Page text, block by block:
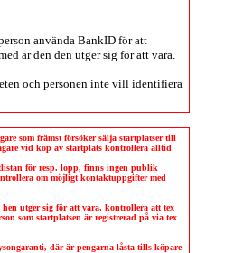
använda BankID för att
är den den utger sig för att vara.
och personen inte vill identifiera
som främst försöker sälja startplatser till
vid köp av startplats kontrollera alltid
för resp. lopp, finns ingen publik
om möjligt kontaktuppgifter med
utger sig för att vara, kontrollera att tex
som startplatsen är registrerad på via tex
där är pengarna låsta tills köpare